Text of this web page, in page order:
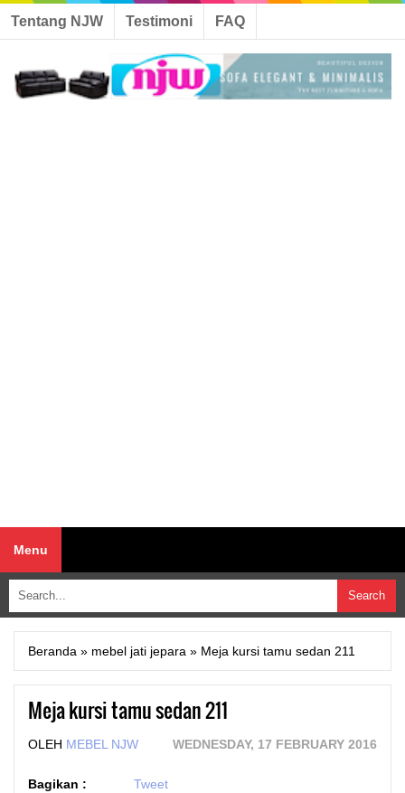
Tentang NJW Testimoni FAQ
Menu
Beranda » mebel jati jepara » Meja kursi tamu sedan 211
Meja kursi tamu sedan 211
OLEH MEBEL NJW WEDNESDAY, 17 FEBRUARY 2016
Bagikan : Tweet